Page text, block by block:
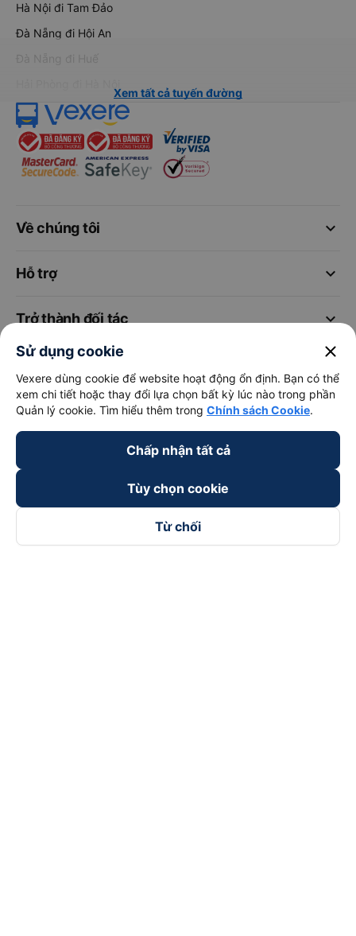
Hà Nội đi Tam Đảo
Đà Nẵng đi Hội An
Đà Nẵng đi Huế
Xem tất cả tuyến đường
keyboard_arrow_down
Về chúng tôi
keyboard_arrow_down
Hỗ trợ
keyboard_arrow_down
Trở thành đối tác
Đối tác thanh toán
Sử dụng cookie close
Vexere dùng cookie để website hoạt động ổn định. Bạn có thể
xem chi tiết hoặc thay đổi lựa chọn bất kỳ lúc nào trong phần
Quản lý cookie. Tìm hiểu thêm trong Chính sách Cookie.
Chấp nhận tất cả
Tùy chọn cookie
Từ chối